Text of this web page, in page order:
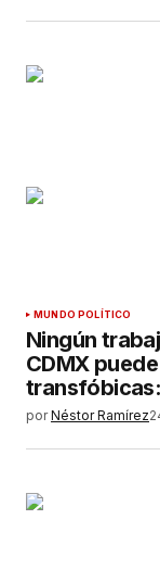
MUNDO POLÍTICO
Ningún
CDMX
por Néstor Ramírez